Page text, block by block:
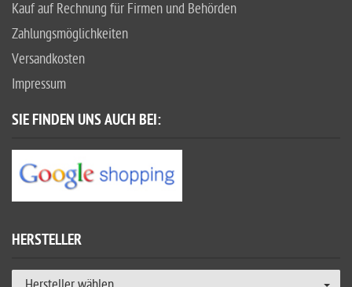
Kauf auf Rechnung für Firmen und Behörden
Zahlungsmöglichkeiten
Versandkosten
Impressum
SIE FINDEN UNS AUCH BEI:
HERSTELLER